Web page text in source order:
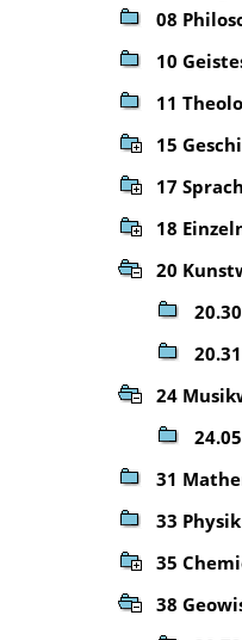
08
10
11
15
17
18
20
24
31
33 Physik
35
38